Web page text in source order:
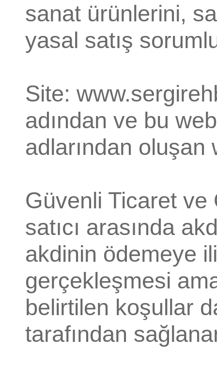
sanat ürünlerini,
yasal satış
Site:
adından ve bu
adlarından oluşan
Güvenli Ticaret ve
satıcı arasında
akdinin ödemeye
gerçekleşmesi
belirtilen koşullar
tarafından